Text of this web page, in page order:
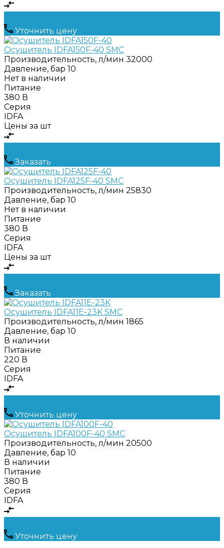
Уточнить цену
Осушитель IDFA150F-40 SMC
Производительность, л/мин 32000
Давление, бар 10
Нет в наличии
Питание
380 В
Серия
IDFA
Цены за шт
Заказать
Осушитель IDFA125F-40 SMC
Производительность, л/мин 25830
Давление, бар 10
Нет в наличии
Питание
380 В
Серия
IDFA
Цены за шт
Заказать
Осушитель IDFA11E-23K SMC
Производительность, л/мин 1865
Давление, бар 10
В наличии
Питание
220 В
Серия
IDFA
Уточнить цену
Осушитель IDFA100F-40 SMC
Производительность, л/мин 20500
Давление, бар 10
В наличии
Питание
380 В
Серия
IDFA
Уточнить цену